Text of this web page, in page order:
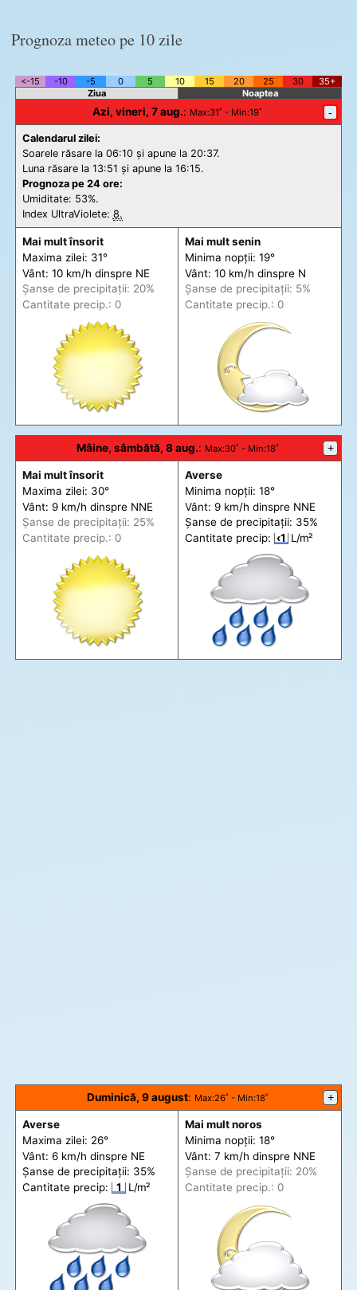
Prognoza meteo pe 10 zile
<-15 -10 -5 0 5 10 15 20 25 30
35+
Ziua
Noaptea
Azi, vineri, 7 aug.: Max:31˚ - Min:19˚ -
Calendarul zilei:
Soarele răsare la 06:10 și apune la 20:37.
Luna răsare la 13:51 și apune la 16:15.
Prognoza pe 24 ore:
Umiditate: 53%.
Index UltraViolete: 8.
Mai mult însorit
Maxima zilei: 31°
Vânt: 10 km/h dinspre NE
Șanse de precipitații: 20%
Cantitate precip.: 0
Mai mult senin
Minima nopții: 19°
Vânt: 10 km/h dinspre N
Șanse de precipitații: 5%
Cantitate precip.: 0
Mâine, sâmbătă, 8 aug.: Max:30˚ - Min:18˚ +
Mai mult însorit
Maxima zilei: 30°
Vânt: 9 km/h dinspre NNE
Șanse de precipitații: 25%
Cantitate precip.: 0
Averse
Minima nopții: 18°
Vânt: 9 km/h dinspre NNE
Șanse de precipitații: 35%
Cantitate precip: ‹1 L/m²
Duminică, 9 august: Max:26˚ - Min:18˚ +
Averse
Maxima zilei: 26°
Vânt: 6 km/h dinspre NE
Șanse de precipitații: 35%
Cantitate precip:
1 L/m²
Mai mult noros
Minima nopții: 18°
Vânt: 7 km/h dinspre NNE
Șanse de precipitații: 20%
Cantitate precip.: 0